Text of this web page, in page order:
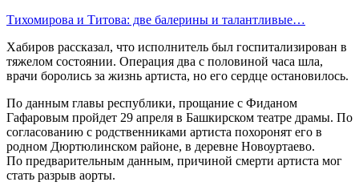
Тихомирова и Титова: две балерины и талантливые…
Хабиров рассказал, что исполнитель был госпитализирован в
тяжелом состоянии. Операция два с половиной часа шла,
врачи боролись за жизнь артиста, но его сердце остановилось.
По данным главы республики, прощание с Фиданом
Гафаровым пройдет 29 апреля в Башкирском театре драмы. По
согласованию с родственниками артиста похоронят его в
родном Дюртюлинском районе, в деревне Новоуртаево.
По предварительным данным, причиной смерти артиста мог
стать разрыв аорты.